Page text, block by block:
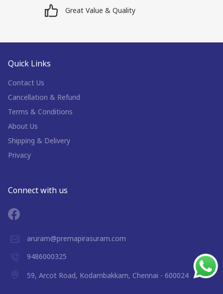
Great Value & Quality
Quick Links
Contact Us
Cancellation & Refund
Terms & Conditions
About Us
Shipping & Delivery
Privacy
Connect with us
aruram@premapirasuram.com
9486000325
59, Arcot Road, Kodambakkam, Chennai - 600024